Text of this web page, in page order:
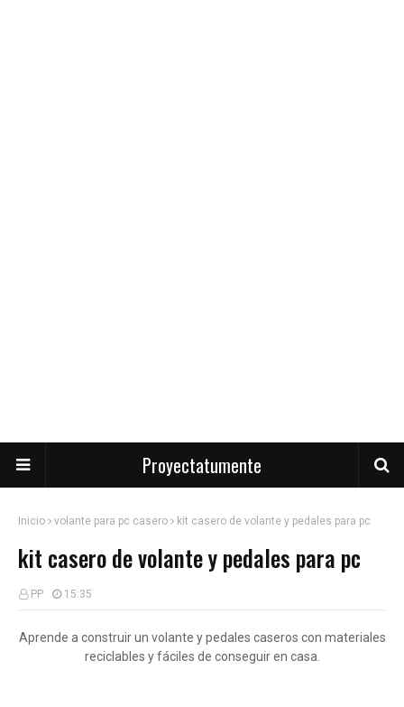
Proyectatumente
Inicio volante para pc casero kit casero de volante y pedales para pc
kit casero de volante y pedales para pc
PP 15:35
Aprende a construir un volante y pedales caseros con materiales
reciclables y fáciles de conseguir en casa.